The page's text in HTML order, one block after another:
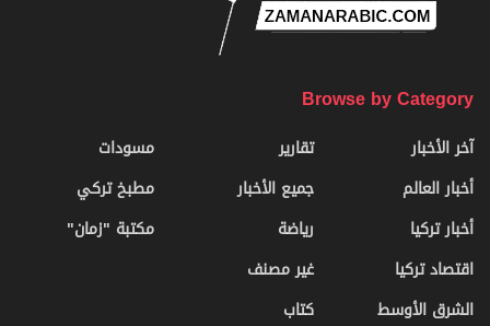
Browse by Category
آخر الأخبار
أخبار العالم
أخبار تركيا
اقتصاد تركيا
الشرق الأوسط
تقارير
جميع الأخبار
رياضة
غير مصنف
كتاب
مسودات
مطبخ تركي
مكتبة "زمان"